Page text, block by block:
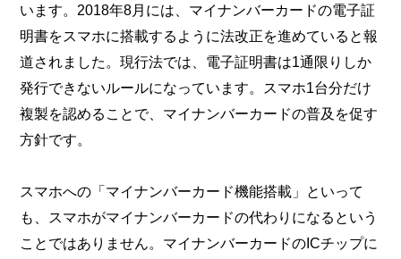
います。2018年8月には、マイナンバーカードの電子証
明書をスマホに搭載するように法改正を進めていると報
道されました。現行法では、電子証明書は1通限りしか
発行できないルールになっています。スマホ1台分だけ
複製を認めることで、マイナンバーカードの普及を促す
方針です。
スマホへの「マイナンバーカード機能搭載」といって
も、スマホがマイナンバーカードの代わりになるという
ことではありません。マイナンバーカードのICチップに